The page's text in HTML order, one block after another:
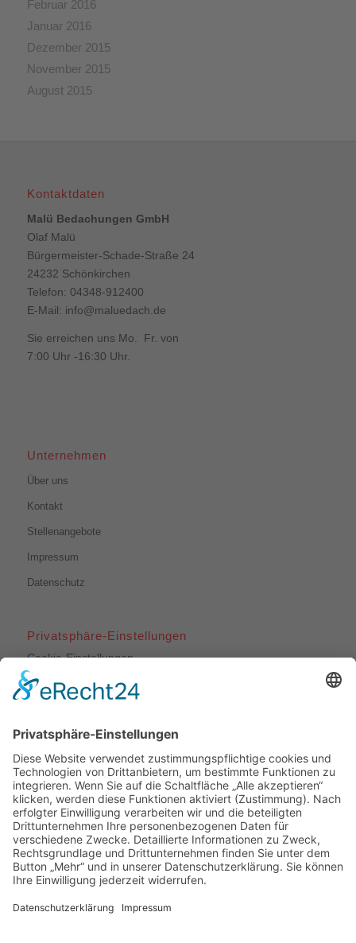
Februar 2016
Januar 2016
Dezember 2015
November 2015
August 2015
Kontaktdaten
Malü Bedachungen GmbH
Olaf Malü
Bürgermeister-Schade-Straße 24
24232 Schönkirchen
Telefon: 04348-912400
E-Mail: info@maluedach.de
Sie erreichen uns Mo. Fr. von
7:00 Uhr -16:30 Uhr.
Unternehmen
Über uns
Kontakt
Stellenangebote
Impressum
Datenschutz
Privatsphäre-Einstellungen
Cookie-Einstellungen
Dachdeckerarbeiten
Bauklempnerei
Flachdachabdichtungen
Fassadenbekleidungen
Veluxfenstereinbau